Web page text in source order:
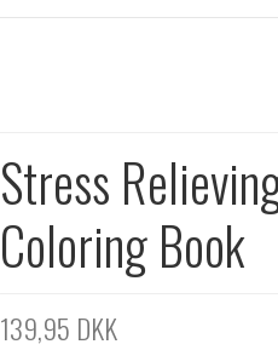
Stress
Coloring Book
139,95 DKK